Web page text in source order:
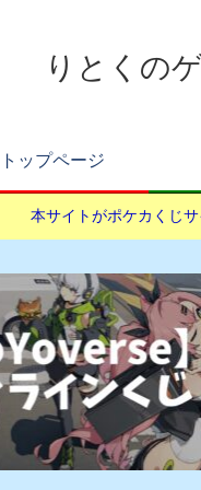
りとくの
トップページ
本サイトがポケカくじ